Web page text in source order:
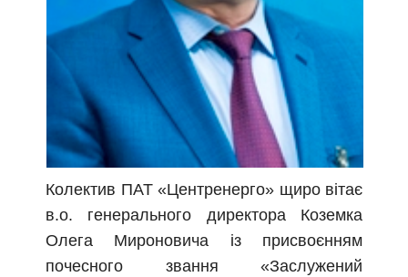
Колектив ПАТ «Центренерго» щиро вітає
в.о. генерального директора Коземка
Олега Мироновича із присвоєнням
почесного звання «Заслужений